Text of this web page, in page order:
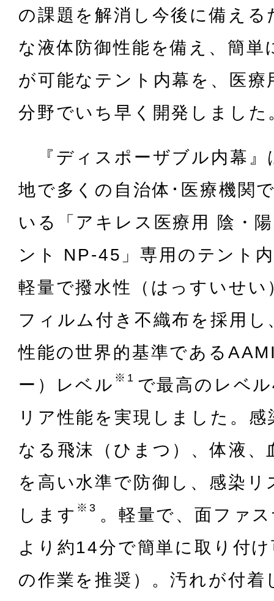
の課題を解消し今後に備える
な液体防御性能を備え、簡単
が可能なテント内幕を、医療
分野でいち早く開発しました
『ディスポーザブル内幕』
地で多くの自治体･医療機関
いる「アキレス医療用 陰・
ント NP-45」専用のテント
軽量で撥水性（はっすいせい
フィルム付き不織布を採用し
性能の世界的基準である
ー）レベル ※1 で最高のレベ
リア性能を実現しました。感
なる飛沫（ひまつ）、体液、
を高い水準で防御し、感染リ
します ※3 。軽量で、面ファ
より約14分で簡単に取り付
の作業を推奨）。汚れが付着